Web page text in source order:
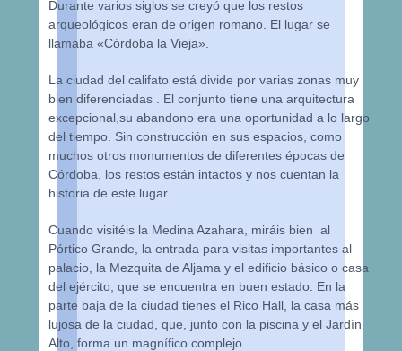
Durante varios siglos se creyó que los restos
arqueológicos eran de origen romano. El lugar se
llamaba «Córdoba la Vieja».
La ciudad del califato está divide por varias zonas muy
bien diferenciadas . El conjunto tiene una arquitectura
excepcional,su abandono era una oportunidad a lo largo
del tiempo. Sin construcción en sus espacios, como
muchos otros monumentos de diferentes épocas de
Córdoba, los restos están intactos y nos cuentan la
historia de este lugar.
Cuando visitéis la Medina Azahara, miráis bien al
Pórtico Grande, la entrada para visitas importantes al
palacio, la Mezquita de Aljama y el edificio básico o casa
del ejército, que se encuentra en buen estado. En la
parte baja de la ciudad tienes el Rico Hall, la casa más
lujosa de la ciudad, que, junto con la piscina y el Jardín
Alto, forma un magnífico complejo.